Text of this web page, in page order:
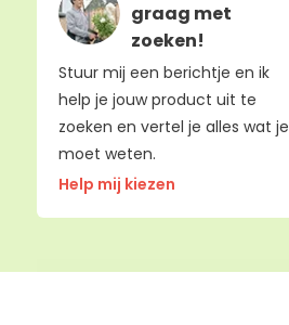
graag met
zoeken!
Stuur mij een berichtje en ik
help je jouw product uit te
zoeken en vertel je alles wat je
moet weten.
Help mij kiezen